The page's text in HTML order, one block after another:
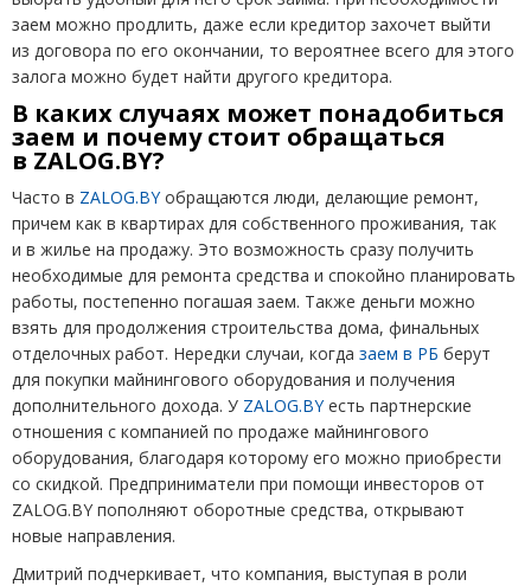
заем можно продлить, даже если кредитор захочет выйти
из договора по его окончании, то вероятнее всего для этого
залога можно будет найти другого кредитора.
В каких случаях может понадобиться
заем и почему стоит обращаться
в ZALOG.BY?
Часто в ZALOG.BYобращаются люди, делающие ремонт,
причем как в квартирах для собственного проживания, так
и в жилье на продажу. Это возможность сразу получить
необходимые для ремонта средства и спокойно планировать
работы, постепенно погашая заем. Также деньги можно
взять для продолжения строительства дома, финальных
отделочных работ. Нередки случаи, когда заем в РБ берут
для покупки майнингового оборудования и получения
дополнительного дохода. У ZALOG.BYесть партнерские
отношения с компанией по продаже майнингового
оборудования, благодаря которому его можно приобрести
со скидкой. Предприниматели при помощи инвесторов от
ZALOG.BY пополняют оборотные средства, открывают
новые направления.
Дмитрий подчеркивает, что компания, выступая в роли